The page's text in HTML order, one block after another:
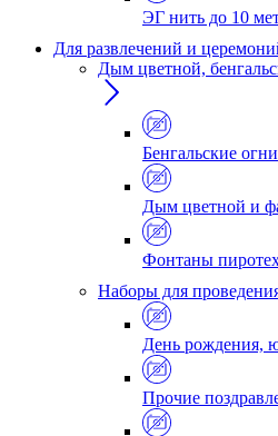
ЭГ нить до 10
Для развлечений и
Дым цветной,
Бенгальские огни
Дым цветной и
Фонтаны
Наборы для
День рождения,
Прочие